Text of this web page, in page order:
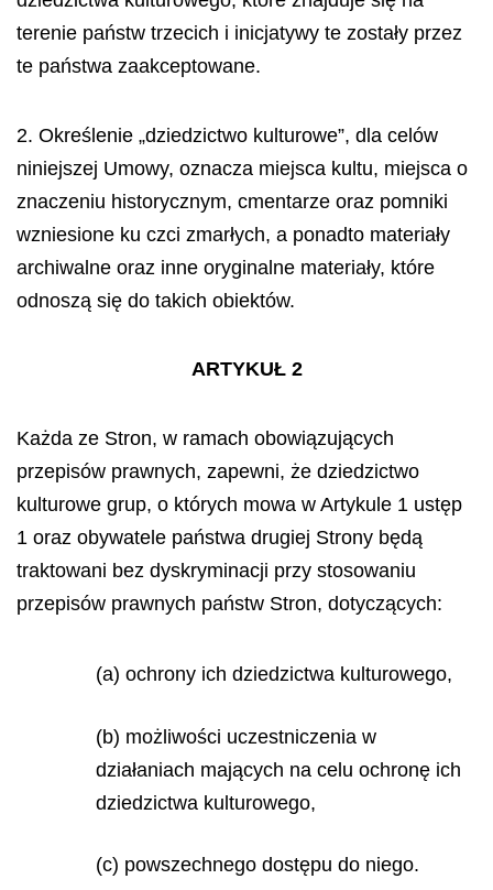
terenie państw trzecich i inicjatywy te zostały przez
te państwa zaakceptowane.
2. Określenie „dziedzictwo kulturowe”, dla celów
niniejszej Umowy, oznacza miejsca kultu, miejsca o
znaczeniu historycznym, cmentarze oraz pomniki
wzniesione ku czci zmarłych, a ponadto materiały
archiwalne oraz inne oryginalne materiały, które
odnoszą się do takich obiektów.
ARTYKUŁ 2
Każda ze Stron, w ramach obowiązujących
przepisów prawnych, zapewni, że dziedzictwo
kulturowe grup, o których mowa w Artykule 1 ustęp
1 oraz obywatele państwa drugiej Strony będą
traktowani bez dyskryminacji przy stosowaniu
przepisów prawnych państw Stron, dotyczących:
(a) ochrony ich dziedzictwa kulturowego,
(b) możliwości uczestniczenia w
działaniach mających na celu ochronę ich
dziedzictwa kulturowego,
(c) powszechnego dostępu do niego.